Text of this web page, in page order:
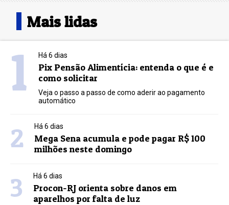
Mais lidas
1 Há 6 dias
Pix Pensão Alimentícia: entenda o que é e
como solicitar
Veja o passo a passo de como aderir ao pagamento
automático
2 Há 6 dias
Mega Sena acumula e pode pagar R$ 100
milhões neste domingo
3 Há 6 dias
Procon-RJ orienta sobre danos em
aparelhos por falta de luz